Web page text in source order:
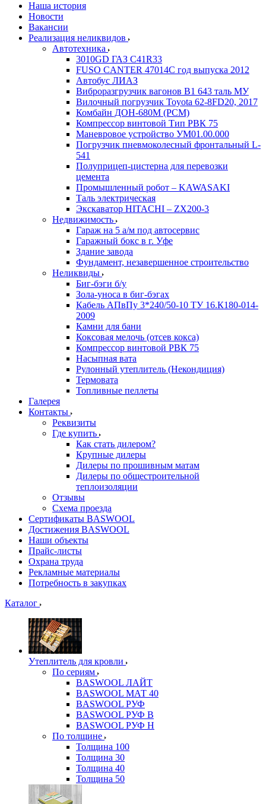
Наша история
Новости
Вакансии
Реализация неликвидов
Автотехника
3010GD ГАЗ С41R33
FUSO CANTER 47014C год выпуска 2012
Автобус ЛИАЗ
Виброразгрузчик вагонов В1 643 таль МУ
Вилочный погрузчик Toyota 62-8FD20, 2017
Комбайн ДОН-680М (РСМ)
Компрессор винтовой Тип РВК 75
Маневровое устройство УМ01.00.000
Погрузчик пневмоколесный фронтальный L-
541
Полуприцеп-цистерна для перевозки
цемента
Промышленный робот – KAWASAKI
Таль электрическая
Экскаватор HITACHI – ZX200-3
Недвижимость
Гараж на 5 а/м под автосервис
Гаражный бокс в г. Уфе
Здание завода
Фундамент, незавершенное строительство
Неликвиды
Биг-бэги б/у
Зола-уноса в биг-бэгах
Кабель АПвПу 3*240/50-10 ТУ 16.К180-014-
2009
Камни для бани
Коксовая мелочь (отсев кокса)
Компрессор винтовой РВК 75
Насыпная вата
Рулонный утеплитель (Некондиция)
Термовата
Топливные пеллеты
Галерея
Контакты
Реквизиты
Где купить
Как стать дилером?
Крупные дилеры
Дилеры по прошивным матам
Дилеры по общестроительной
теплоизоляции
Отзывы
Схема проезда
Сертификаты BASWOOL
Достижения BASWOOL
Наши объекты
Прайс-листы
Охрана труда
Рекламные материалы
Потребность в закупках
Каталог
Утеплитель для кровли
По сериям
BASWOOL ЛАЙТ
BASWOOL МАТ 40
BASWOOL РУФ
BASWOOL РУФ В
BASWOOL РУФ Н
По толщине
Толщина 100
Толщина 30
Толщина 40
Толщина 50